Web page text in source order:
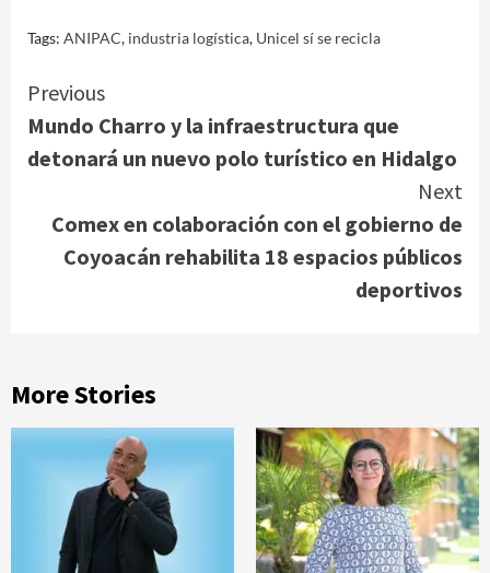
Tags: ANIPAC, industria logística, Unicel sí se recicla
Continue
Reading
Previous
Mundo Charro y la infraestructura que
detonará un nuevo polo turístico en Hidalgo
Next
Comex en colaboración con el gobierno de
Coyoacán rehabilita 18 espacios públicos
deportivos
More Stories